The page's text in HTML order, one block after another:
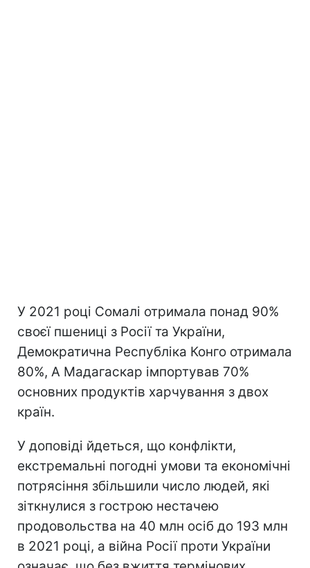
У 2021 році Сомалі отримала понад 90%
своєї пшениці з Росії та України,
Демократична Республіка Конго отримала
80%, А Мадагаскар імпортував 70%
основних продуктів харчування з двох
країн.
У доповіді йдеться, що конфлікти,
екстремальні погодні умови та економічні
потрясіння збільшили число людей, які
зіткнулися з гострою нестачею
продовольства на 40 млн осіб до 193 млн
в 2021 році, а війна Росії проти України